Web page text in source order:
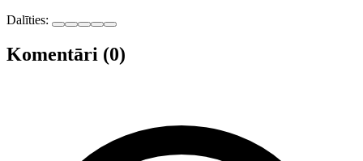
Dalīties:
Komentāri (0)